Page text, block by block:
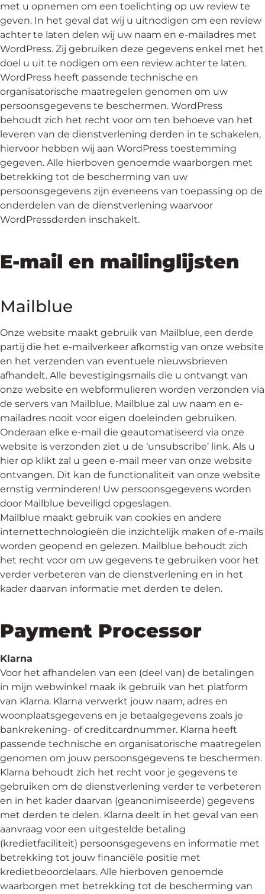
met u opnemen om een toelichting op uw review te
geven. In het geval dat wij u uitnodigen om een review
achter te laten delen wij uw naam en e-mailadres met
WordPress. Zij gebruiken deze gegevens enkel met het
doel u uit te nodigen om een review achter te laten.
WordPress heeft passende technische en
organisatorische maatregelen genomen om uw
persoonsgegevens te beschermen. WordPress
behoudt zich het recht voor om ten behoeve van het
leveren van de dienstverlening derden in te schakelen,
hiervoor hebben wij aan WordPress toestemming
gegeven. Alle hierboven genoemde waarborgen met
betrekking tot de bescherming van uw
persoonsgegevens zijn eveneens van toepassing op de
onderdelen van de dienstverlening waarvoor
WordPressderden inschakelt.
E-mail en mailinglijsten
Mailblue
Onze website maakt gebruik van Mailblue, een derde
partij die het e-mailverkeer afkomstig van onze website
en het verzenden van eventuele nieuwsbrieven
afhandelt. Alle bevestigingsmails die u ontvangt van
onze website en webformulieren worden verzonden via
de servers van Mailblue. Mailblue zal uw naam en e-
mailadres nooit voor eigen doeleinden gebruiken.
Onderaan elke e-mail die geautomatiseerd via onze
website is verzonden ziet u de ‘unsubscribe’ link. Als u
hier op klikt zal u geen e-mail meer van onze website
ontvangen. Dit kan de functionaliteit van onze website
ernstig verminderen! Uw persoonsgegevens worden
door Mailblue beveiligd opgeslagen.
Mailblue maakt gebruik van cookies en andere
internettechnologieën die inzichtelijk maken of e-mails
worden geopend en gelezen. Mailblue behoudt zich
het recht voor om uw gegevens te gebruiken voor het
verder verbeteren van de dienstverlening en in het
kader daarvan informatie met derden te delen.
Payment Processor
Klarna
Voor het afhandelen van een (deel van) de betalingen
in mijn webwinkel maak ik gebruik van het platform
van Klarna. Klarna verwerkt jouw naam, adres en
woonplaatsgegevens en je betaalgegevens zoals je
bankrekening- of creditcardnummer. Klarna heeft
passende technische en organisatorische maatregelen
genomen om jouw persoonsgegevens te beschermen.
Klarna behoudt zich het recht voor je gegevens te
gebruiken om de dienstverlening verder te verbeteren
en in het kader daarvan (geanonimiseerde) gegevens
met derden te delen. Klarna deelt in het geval van een
aanvraag voor een uitgestelde betaling
(kredietfaciliteit) persoonsgegevens en informatie met
betrekking tot jouw financiële positie met
kredietbeoordelaars. Alle hierboven genoemde
waarborgen met betrekking tot de bescherming van